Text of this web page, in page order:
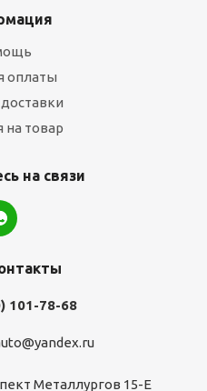
оплаты
на товар
на связи
101-78-68
Металлургов 15-Е